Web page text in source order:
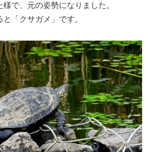
で、元の姿勢になりました。
「クサガメ」です。